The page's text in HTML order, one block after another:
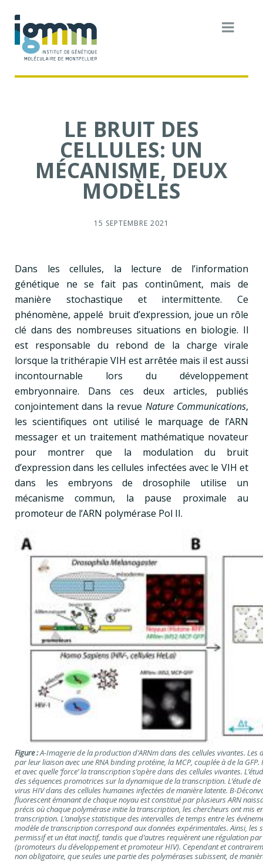
LE BRUIT DES
CELLULES: UN
MÉCANISME, DEUX
MODÈLES
15 SEPTEMBRE 2021
Dans les cellules, la lecture de l’information
génétique ne se fait pas continûment, mais de
manière stochastique et intermittente. Ce
phénomène, appelé bruit d’expression, joue un rôle
clé dans des nombreuses situations en biologie. Il
est responsable du rebond de la charge virale
lorsque la trithérapie VIH est arrêtée mais il est aussi
incontournable lors du développement
embryonnaire. Dans ces deux articles, publiés
conjointement dans la revue Nature Communications,
les scientifiques ont utilisé le marquage de l’ARN
messager et un traitement mathématique novateur
pour montrer que la modulation du bruit
d’expression dans les cellules infectées avec le VIH et
dans les embryons de drosophile utilise un
mécanisme commun, la pause proximale au
promoteur de l’ARN polymérase Pol II.
Figure :A-Imagerie de la production d’ARNm dans des cellules vivantes.
par leur liaison avec une RNA binding protéine, la MCP, couplée à de la
et avec quelle ‘force’ la transcription s’opère dans des cellules vivantes.
des séquences promotrices sur la dynamique de la transcription. L’étude
virus HIV dans des cellules humaines infectées de manière latente. B-
fluorescent émanant de chaque noyau est constitué par plusieurs ARN
précis où chaque polymérase initie la transcription, les chercheurs ont mis
transcription. L’analyse statistique des intervalles de temps entre les
modèle de transcription correspond aux données expérimentales. Ainsi,
permissif et un état inactif, tandis que d’autres requièrent une régulation
(promoteurs du développement et promoteur HIV). Cependant et
non obligatoire, que seules une partie des polymérases subissent, de